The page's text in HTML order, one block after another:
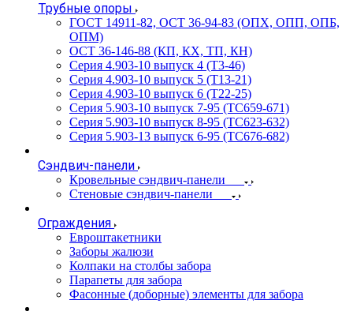
Трубные опоры
ГОСТ 14911-82, ОСТ 36-94-83 (ОПХ, ОПП, ОПБ,
ОПМ)
ОСТ 36-146-88 (КП, КХ, ТП, КН)
Серия 4.903-10 выпуск 4 (Т3-46)
Серия 4.903-10 выпуск 5 (Т13-21)
Серия 4.903-10 выпуск 6 (Т22-25)
Серия 5.903-10 выпуск 7-95 (ТС659-671)
Серия 5.903-10 выпуск 8-95 (ТС623-632)
Серия 5.903-13 выпуск 6-95 (ТС676-682)
Сэндвич-панели
Кровельные сэндвич-панели
Стеновые сэндвич-панели
Ограждения
Евроштакетники
Заборы жалюзи
Колпаки на столбы забора
Парапеты для забора
Фасонные (доборные) элементы для забора